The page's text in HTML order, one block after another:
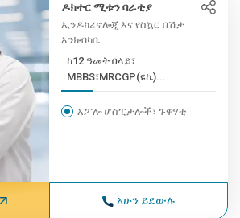
ዶክተር ሚቱን ባራቲያ
ኢንዶክሪኖሎጂ እና የስኳር በሽታ
እንክብካቤ
ከ12 ዓመት በላይ፣
MBBS፣MRCGP(ዩኬ)...
አፖሎ ሆስፒታሎች፣ ጉዋሃቲ
አሁን ይደውሉ